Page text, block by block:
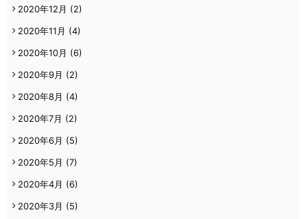
2020年12月 (2)
2020年11月 (4)
2020年10月 (6)
2020年9月 (2)
2020年8月 (4)
2020年7月 (2)
2020年6月 (5)
2020年5月 (7)
2020年4月 (6)
2020年3月 (5)